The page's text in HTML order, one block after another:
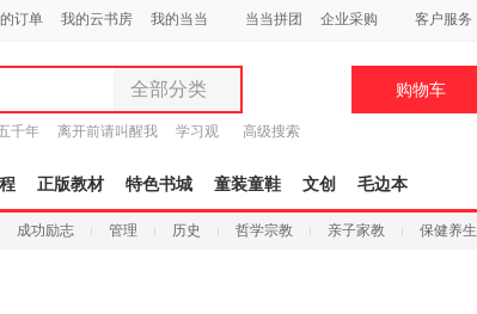
订单 我的云书房 我的当当 当当拼团 企业采购 客户服务
全部分类
全部分类
图书
电子书
音像
千年 离开前请叫醒我
学习观
高级搜索
购物车
正版教材 特色书城 童装童鞋 文创 毛边本
成功励志 管理 历史 哲学宗教 亲子家教 保健养生